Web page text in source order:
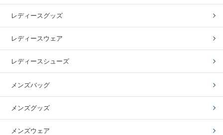
レディースグッズ
レディースウェア
レディースシューズ
メンズバッグ
メンズグッズ
メンズウェア